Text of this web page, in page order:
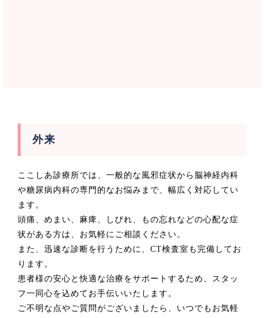
外来
ここしあ診療所では、一般的な風邪症状から脳神経内科
や糖尿病内科の専門的なお悩みまで、幅広く対応してい
ます。
頭痛、めまい、麻痺、しびれ、もの忘れなどの心配な症
状がある方は、お気軽にご相談ください。
また、迅速な診断を行うために、CT検査室も完備してお
ります。
患者様の安心と快適な治療をサポートするため、スタッ
フ一同心を込めてお手伝いいたします。
ご不明な点やご質問がございましたら、いつでもお気軽